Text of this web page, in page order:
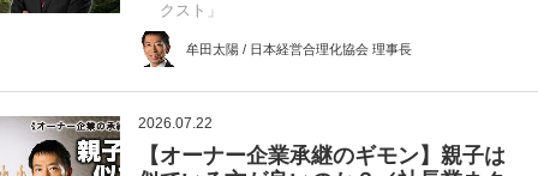
クスト」
牟田太陽 / 日本経営合理化協会 理事長
2026.07.22
【オーナー企業承継のギモン】親子は